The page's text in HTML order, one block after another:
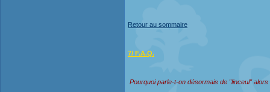
Retour au sommaire
7/ F.A.Q.
Pourquoi parle-t-on désormais de "linceul"